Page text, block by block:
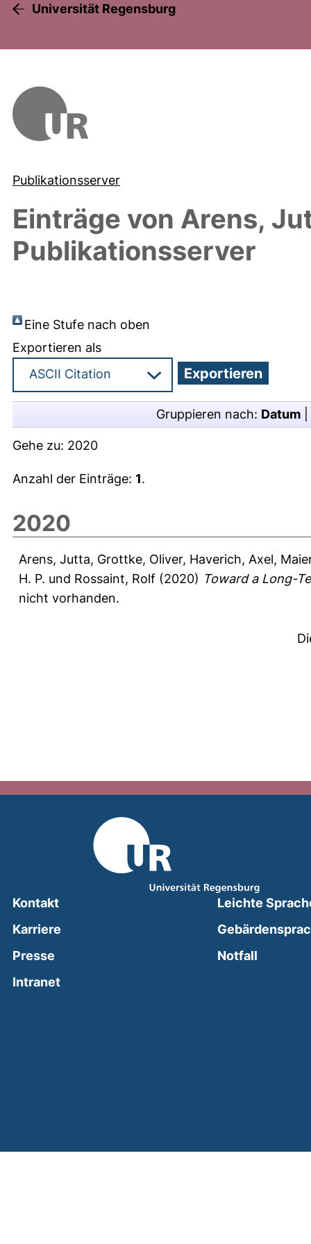
Universität Regensburg
Publikationsserver
Einträge von Arens,
Publikationsserver
Eine Stufe nach oben
Exportieren als
Gruppieren nach: Datum
Gehe zu: 2020
Anzahl der Einträge: 1.
2020
Arens, Jutta, Grottke, Oliver, Haverich, Axel,
H. P. und Rossaint, Rolf (2020) Toward a Long-
nicht vorhanden.
Kontakt
Karriere
Presse
Intranet(external link, opens in a new window)
Leichte
Notfall